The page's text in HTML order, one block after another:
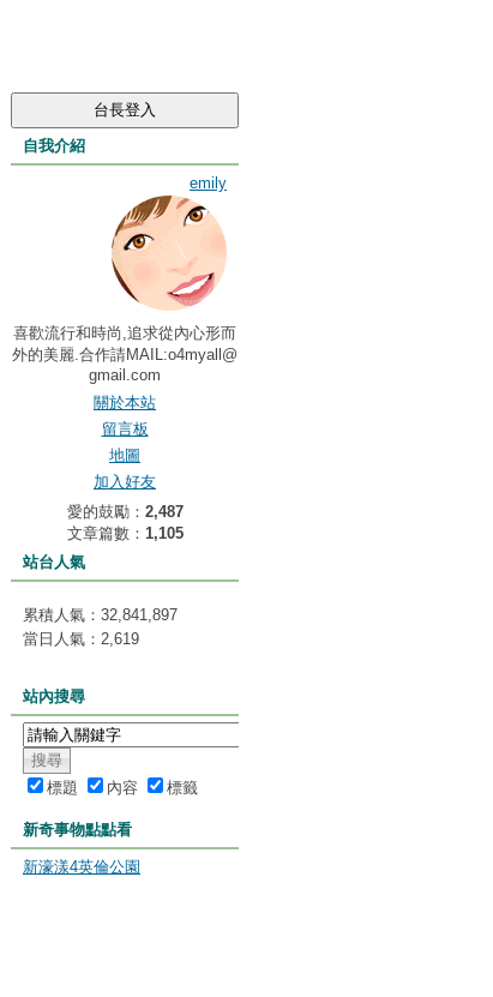
自我介紹
emily
喜歡流行和時尚,追求從內心形而
外的美麗.合作請MAIL:o4myall@
gmail.com
關於本站
留言板
地圖
加入好友
愛的鼓勵： 2,487
文章篇數： 1,105
站台人氣
累積人氣： 32,841,897
當日人氣： 2,619
站內搜尋
標題 內容 標籤
新奇事物點點看
新濠漾4英倫公園